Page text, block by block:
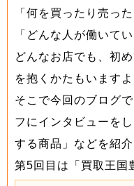
「何を買ったり売っ
「どんな人が働いてい
どんなお店でも、初
を抱くかたもいますよ
そこで今回のブログ
フにインタビューを
する商品」などを紹
第5回目は「買取王国